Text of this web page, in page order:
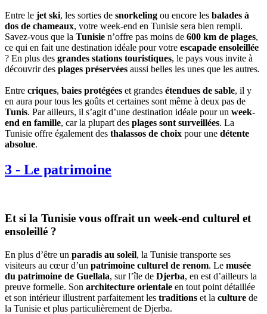
Entre le jet ski, les sorties de snorkeling ou encore les balades à
dos de chameaux, votre week-end en Tunisie sera bien rempli.
Savez-vous que la Tunisie n’offre pas moins de 600 km de plages,
ce qui en fait une destination idéale pour votre escapade ensoleillée
? En plus des grandes stations touristiques, le pays vous invite à
découvrir des plages préservées aussi belles les unes que les autres.
Entre criques, baies protégées et grandes étendues de sable, il y
en aura pour tous les goûts et certaines sont même à deux pas de
Tunis. Par ailleurs, il s’agit d’une destination idéale pour un week-
end en famille, car la plupart des plages sont surveillées. La
Tunisie offre également des thalassos de choix pour une détente
absolue.
3 - Le patrimoine
Et si la Tunisie vous offrait un week-end culturel et
ensoleillé ?
En plus d’être un paradis au soleil, la Tunisie transporte ses
visiteurs au cœur d’un patrimoine culturel de renom. Le musée
du patrimoine de Guellala, sur l’île de Djerba, en est d’ailleurs la
preuve formelle. Son architecture orientale en tout point détaillée
et son intérieur illustrent parfaitement les traditions et la culture de
la Tunisie et plus particulièrement de Djerba.